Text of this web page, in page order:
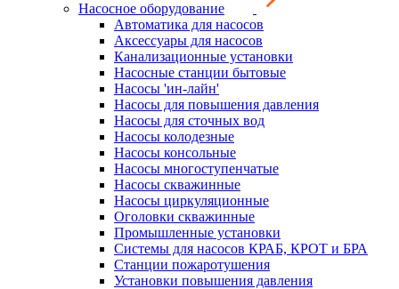
Насосное оборудование
Автоматика для насосов
Аксессуары для насосов
Канализационные установки
Насосные станции бытовые
Насосы 'ин-лайн'
Насосы для повышения давления
Насосы для сточных вод
Насосы колодезные
Насосы консольные
Насосы многоступенчатые
Насосы скважинные
Насосы циркуляционные
Оголовки скважинные
Промышленные установки
Системы для насосов КРАБ, КРОТ и БРА
Станции пожаротушения
Установки повышения давления